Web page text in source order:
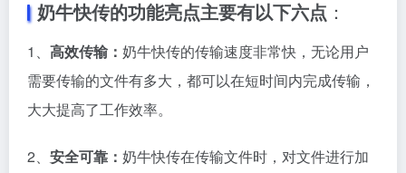
奶牛快传的功能亮点主要有以下六点 ：
1、 高效传输： 奶牛快传的传输速度非常快，无论用户
需要传输的文件有多大，都可以在短时间内完成传输，
大大提高了工作效率。
2、 安全可靠： 奶牛快传在传输文件时，对文件进行加